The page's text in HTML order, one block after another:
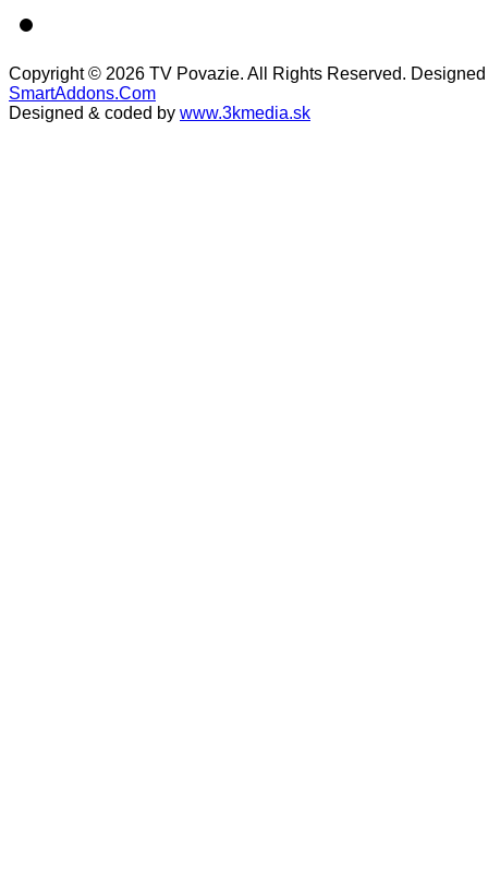
Copyright © 2026 TV Povazie. All Rights Reserved.
SmartAddons.Com
Designed & coded by www.3kmedia.sk